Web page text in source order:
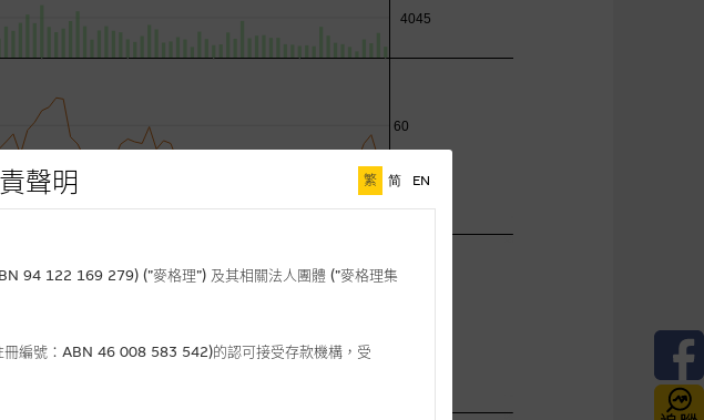
聲明 繁 简 EN
94 122 169 279) (”麥格理”) 及其相關法人團體 (”麥格理集
編號：ABN 46 008 583 542)的認可接受存款機構，受